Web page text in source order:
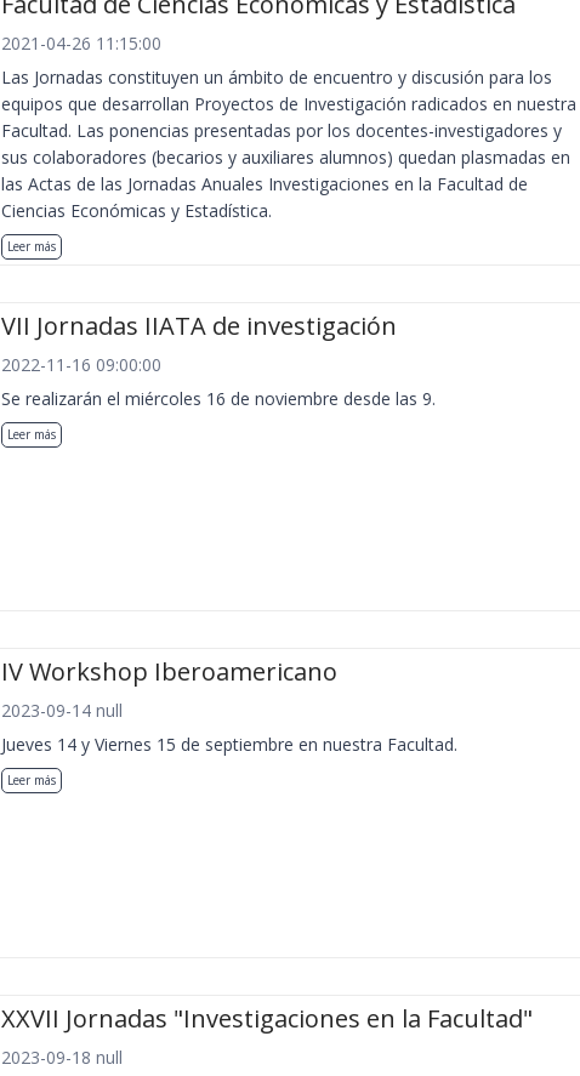
2021-04-26 11:15:00
Las Jornadas constituyen un ámbito de encuentro y discusión para los
equipos que desarrollan Proyectos de Investigación radicados en nuestra
Facultad. Las ponencias presentadas por los docentes-investigadores y
sus colaboradores (becarios y auxiliares alumnos) quedan plasmadas en
las Actas de las Jornadas Anuales Investigaciones en la Facultad de
Ciencias Económicas y Estadística.
Leer más
VII Jornadas IIATA de investigación
2022-11-16 09:00:00
Se realizarán el miércoles 16 de noviembre desde las 9.
Leer más
IV Workshop Iberoamericano
2023-09-14 null
Jueves 14 y Viernes 15 de septiembre en nuestra Facultad.
Leer más
XXVII Jornadas "Investigaciones en la Facultad"
2023-09-18 null